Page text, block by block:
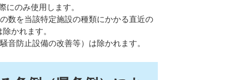
にのみ使用します。
数を当該特定施設の種類にかかる直近の
かれます。
音防止設備の改善等）は除かれます。